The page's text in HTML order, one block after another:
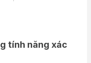
tính năng xác